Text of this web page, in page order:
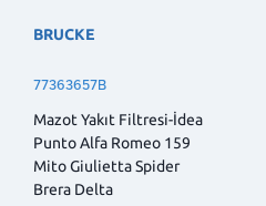
BRUCKE
77363657B
Mazot Yakıt Filtresi-İdea
Punto Alfa Romeo 159
Mito Giulietta Spider
Brera Delta